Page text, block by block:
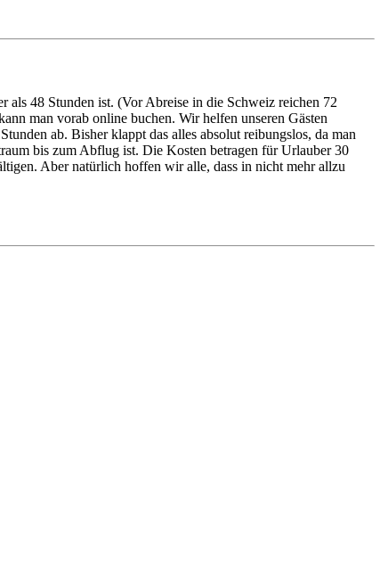
als 48 Stunden ist. (Vor Abreise in die Schweiz reichen 72
man vorab online buchen. Wir helfen unseren Gästen
ab. Bisher klappt das alles absolut reibungslos, da man
bis zum Abflug ist. Die Kosten betragen für Urlauber 30
Aber natürlich hoffen wir alle, dass in nicht mehr allzu